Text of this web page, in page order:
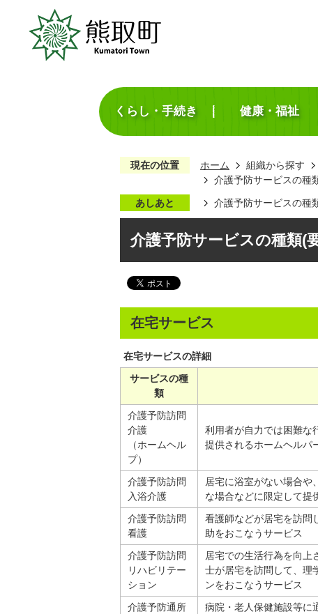
くらし・手続き 健康・福祉
現在の位置 ホーム 組織から探す
介護予防サービスの種
あしあと 介護予防サービスの種
介護予防サービスの種類(
在宅サービス
在宅サービスの詳細
サービスの種
類
介護予防訪問
介護
（ホームヘル
プ）
利用者が自力では困難な
提供されるホームヘルパ
介護予防訪問
入浴介護
居宅に浴室がない場合や
な場合などに限定して提
介護予防訪問
看護
看護師などが居宅を訪問
助をおこなうサービス
介護予防訪問
リハビリテー
ション
居宅での生活行為を向上
士が居宅を訪問して、理
ンをおこなうサービス
介護予防通所
病院・老人保健施設等に